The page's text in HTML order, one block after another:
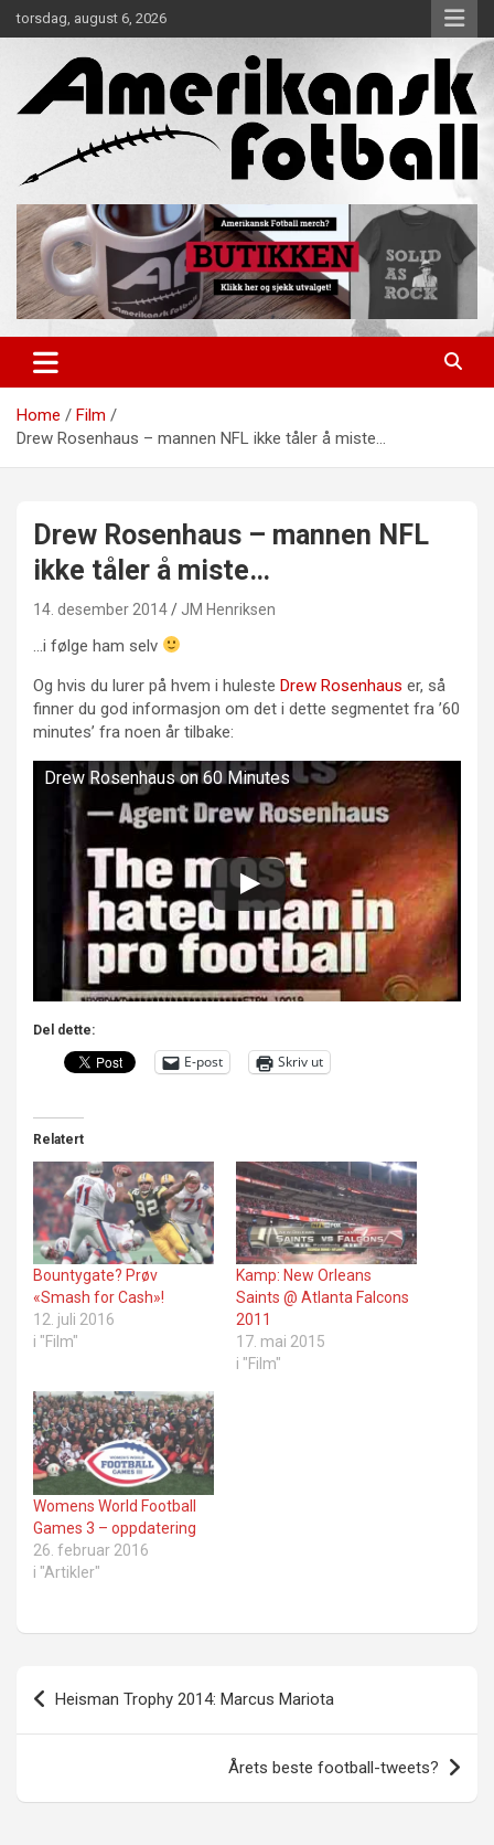
Skip
to
torsdag, august 6, 2026
Amerikansk Fotball
Home
Film
Drew Rosenhaus – mannen NFL ikke tåler å miste…
Drew Rosenhaus – mannen NFL
ikke tåler å miste…
14. desember 2014 JM Henriksen
…i følge ham selv
Og hvis du lurer på hvem i huleste Drew Rosenhaus er, så
finner du god informasjon om det i dette segmentet fra ’60
minutes’ fra noen år tilbake:
Drew Rosenhaus on 60 Minutes
Del dette:
E-post Skriv ut
Relatert
Bountygate? Prøv
«Smash for Cash»!
12. juli 2016
i "Film"
Kamp: New Orleans
Saints @ Atlanta Falcons
2011
17. mai 2015
i "Film"
Womens World Football
Games 3 – oppdatering
26. februar 2016
i "Artikler"
Innleggsnavigasjon
Heisman Trophy 2014: Marcus Mariota
Årets beste football-tweets?